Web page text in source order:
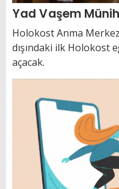
Yad Vaşem
Holokost Anma
dışındaki ilk Holokost
açacak.